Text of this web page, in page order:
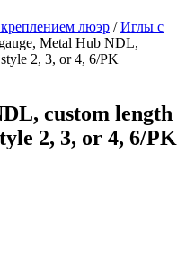
люэр /Иглы с
Metal Hub NDL,
2, 3, or 4, 6/PK
custom length
2, 3, or 4, 6/PK